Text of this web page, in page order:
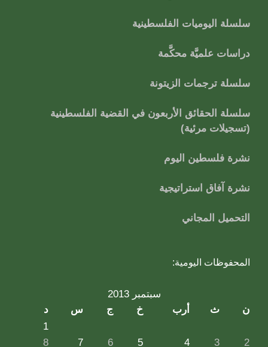
سلسلة اليوميات الفلسطينية
دراسات علميَّة محكَّمة
سلسلة ترجمات الزيتونة
سلسلة الحقائق الأربعون في القضية الفلسطينية
(تسجيلات مرئية)
نشرة فلسطين اليوم
نشرة آفاق استراتيجية
التحميل المجاني
المحفوظات اليومية:
سبتمبر 2013
ن
ث أرب خ ج س
د
1
2
3
4
5
6
7
8